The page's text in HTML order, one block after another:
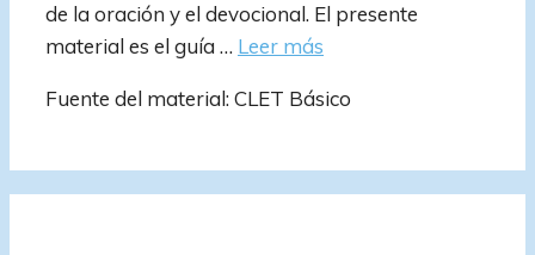
de la oración y el devocional. El presente
material es el guía … Leer más
Fuente del material: CLET Básico